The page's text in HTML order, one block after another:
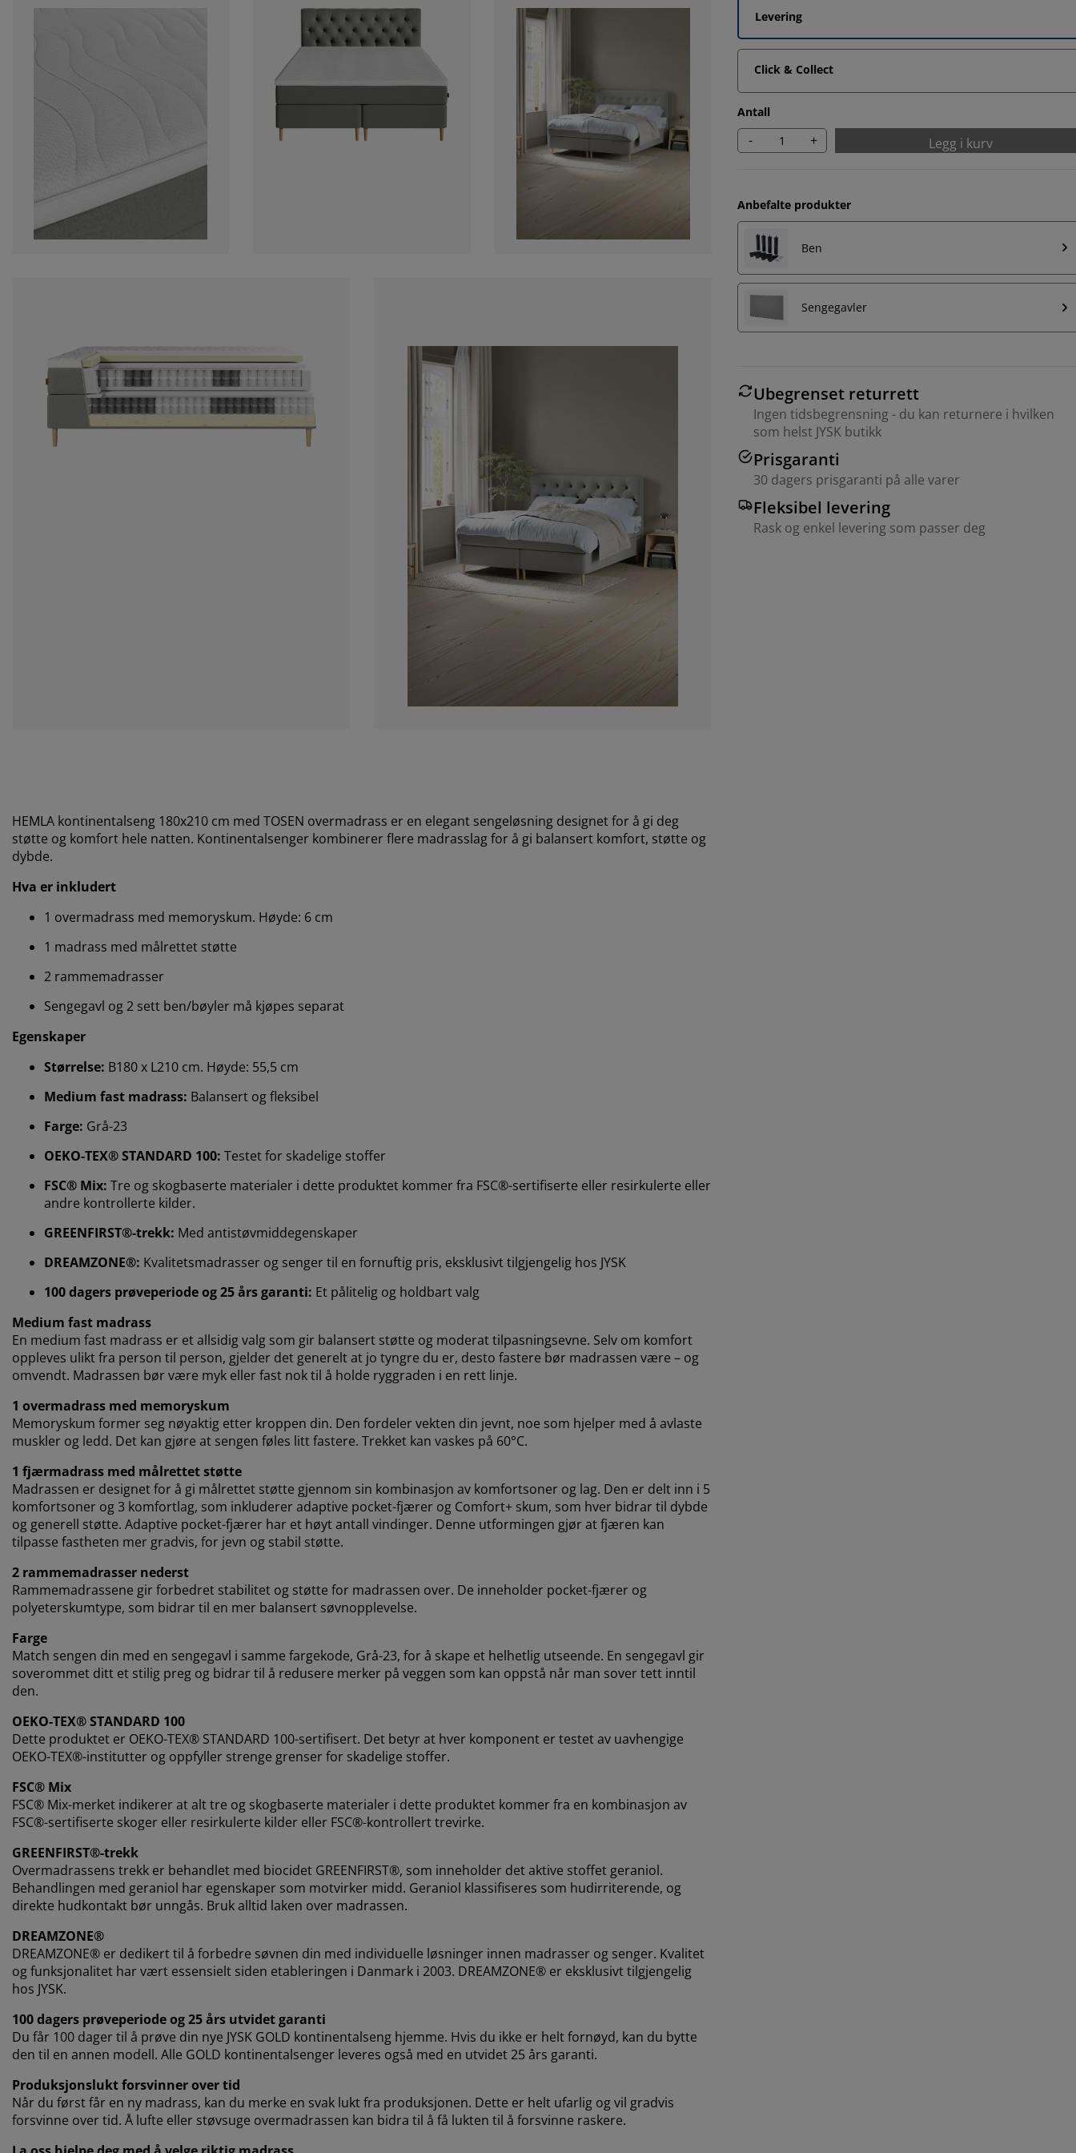
Levering
Click & Collect
Antall
- + Legg i kurv
Anbefalte produkter
Ben
Sengegavler
Ubegrenset returrett
Ingen tidsbegrensning - du kan returnere i hvilken
som helst JYSK butikk
Prisgaranti
30 dagers prisgaranti på alle varer
Fleksibel levering
Rask og enkel levering som passer deg
HEMLA kontinentalseng 180x210 cm med TOSEN overmadrass er en elegant sengeløsning designet for å gi deg
støtte og komfort hele natten. Kontinentalsenger kombinerer flere madrasslag for å gi balansert komfort, støtte og
dybde.
Hva er inkludert
1 overmadrass med memoryskum. Høyde: 6 cm
1 madrass med målrettet støtte
2 rammemadrasser
Sengegavl og 2 sett ben/bøyler må kjøpes separat
Egenskaper
Størrelse: B180 x L210 cm. Høyde: 55,5 cm
Medium fast madrass: Balansert og fleksibel
Farge: Grå-23
OEKO-TEX® STANDARD 100: Testet for skadelige stoffer
FSC® Mix: Tre og skogbaserte materialer i dette produktet kommer fra FSC®-sertifiserte eller resirkulerte eller
andre kontrollerte kilder.
GREENFIRST®-trekk: Med antistøvmiddegenskaper
DREAMZONE®: Kvalitetsmadrasser og senger til en fornuftig pris, eksklusivt tilgjengelig hos JYSK
100 dagers prøveperiode og 25 års garanti: Et pålitelig og holdbart valg
Medium fast madrass
En medium fast madrass er et allsidig valg som gir balansert støtte og moderat tilpasningsevne. Selv om komfort
oppleves ulikt fra person til person, gjelder det generelt at jo tyngre du er, desto fastere bør madrassen være – og
omvendt. Madrassen bør være myk eller fast nok til å holde ryggraden i en rett linje.
1 overmadrass med memoryskum
Memoryskum former seg nøyaktig etter kroppen din. Den fordeler vekten din jevnt, noe som hjelper med å avlaste
muskler og ledd. Det kan gjøre at sengen føles litt fastere. Trekket kan vaskes på 60°C.
1 fjærmadrass med målrettet støtte
Madrassen er designet for å gi målrettet støtte gjennom sin kombinasjon av komfortsoner og lag. Den er delt inn i 5
komfortsoner og 3 komfortlag, som inkluderer adaptive pocket-fjærer og Comfort+ skum, som hver bidrar til dybde
og generell støtte. Adaptive pocket-fjærer har et høyt antall vindinger. Denne utformingen gjør at fjæren kan
tilpasse fastheten mer gradvis, for jevn og stabil støtte.
2 rammemadrasser nederst
Rammemadrassene gir forbedret stabilitet og støtte for madrassen over. De inneholder pocket-fjærer og
polyeterskumtype, som bidrar til en mer balansert søvnopplevelse.
Farge
Match sengen din med en sengegavl i samme fargekode, Grå-23, for å skape et helhetlig utseende. En sengegavl gir
soverommet ditt et stilig preg og bidrar til å redusere merker på veggen som kan oppstå når man sover tett inntil
den.
OEKO-TEX® STANDARD 100
Dette produktet er OEKO-TEX® STANDARD 100-sertifisert. Det betyr at hver komponent er testet av uavhengige
OEKO-TEX®-institutter og oppfyller strenge grenser for skadelige stoffer.
FSC® Mix
FSC® Mix-merket indikerer at alt tre og skogbaserte materialer i dette produktet kommer fra en kombinasjon av
FSC®-sertifiserte skoger eller resirkulerte kilder eller FSC®-kontrollert trevirke.
GREENFIRST®-trekk
Overmadrassens trekk er behandlet med biocidet GREENFIRST®, som inneholder det aktive stoffet geraniol.
Behandlingen med geraniol har egenskaper som motvirker midd. Geraniol klassifiseres som hudirriterende, og
direkte hudkontakt bør unngås. Bruk alltid laken over madrassen.
DREAMZONE®
DREAMZONE® er dedikert til å forbedre søvnen din med individuelle løsninger innen madrasser og senger. Kvalitet
og funksjonalitet har vært essensielt siden etableringen i Danmark i 2003. DREAMZONE® er eksklusivt tilgjengelig
hos JYSK.
100 dagers prøveperiode og 25 års utvidet garanti
Du får 100 dager til å prøve din nye JYSK GOLD kontinentalseng hjemme. Hvis du ikke er helt fornøyd, kan du bytte
den til en annen modell. Alle GOLD kontinentalsenger leveres også med en utvidet 25 års garanti.
Produksjonslukt forsvinner over tid
Når du først får en ny madrass, kan du merke en svak lukt fra produksjonen. Dette er helt ufarlig og vil gradvis
forsvinne over tid. Å lufte eller støvsuge overmadrassen kan bidra til å få lukten til å forsvinne raskere.